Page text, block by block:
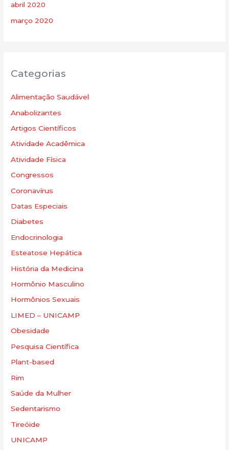
abril 2020
março 2020
Categorias
Alimentação Saudável
Anabolizantes
Artigos Científicos
Atividade Acadêmica
Atividade Física
Congressos
Coronavírus
Datas Especiais
Diabetes
Endocrinologia
Esteatose Hepática
História da Medicina
Hormônio Masculino
Hormônios Sexuais
LIMED – UNICAMP
Obesidade
Pesquisa Científica
Plant-based
Rim
Saúde da Mulher
Sedentarismo
Tireóide
UNICAMP